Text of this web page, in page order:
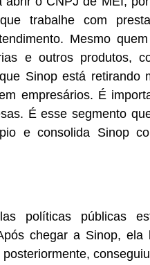
trabalhe com
Mesmo
e outros produtos,
Sinop está retirando
empresários. É
É esse segmento
e consolida Sinop
políticas públicas
chegar a Sinop, ela